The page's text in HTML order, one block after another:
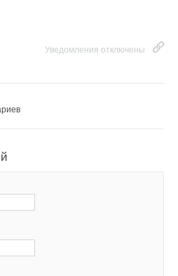
Уведомления отключены